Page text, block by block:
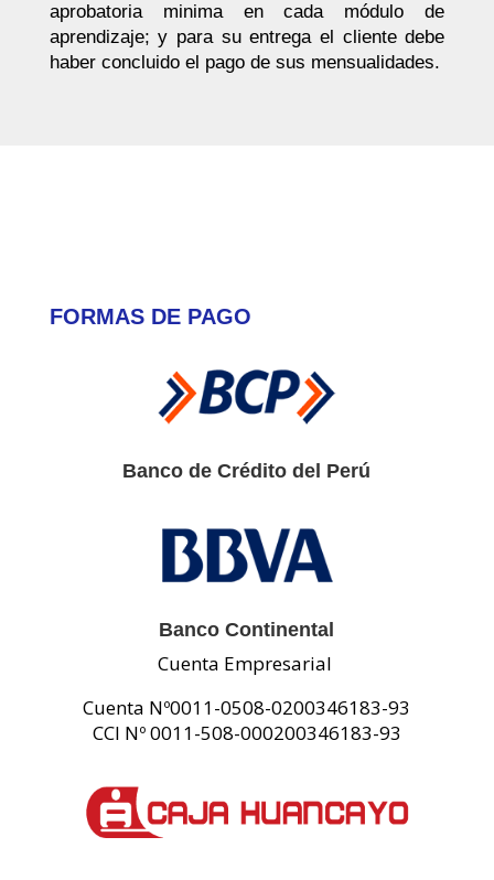
aprobatoria minima en cada módulo de
aprendizaje; y para su entrega el cliente debe
haber concluido el pago de sus mensualidades.
FORMAS DE PAGO
Banco de Crédito del Perú
Banco Continental
Cuenta Empresarial
Cuenta Nº0011-0508-0200346183-93
CCI Nº 0011-508-000200346183-93